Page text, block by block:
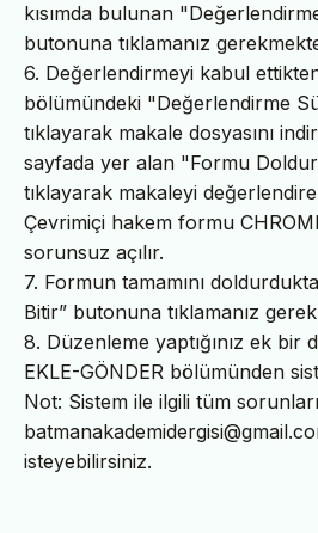
kısımda bulunan
butonuna tıklamanız
6. Değerlendirmeyi kabul
bölümündeki "Değerlendirme
tıklayarak makale dosyasını
sayfada yer alan "Formu
tıklayarak makaleyi
Çevrimiçi hakem formu
sorunsuz açılır.
7. Formun tamamını
Bitir” butonuna tıklamanız
8. Düzenleme yaptığınız ek bir
EKLE-GÖNDER bölümünden
Not: Sistem ile ilgili tüm
isteyebilirsiniz.